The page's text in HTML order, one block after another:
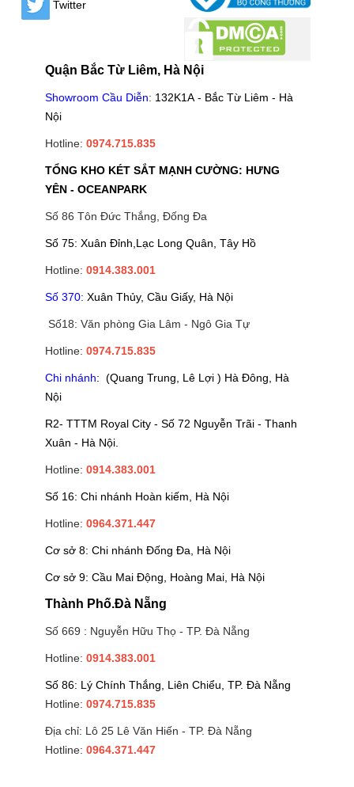
Twitter
Quận Bắc Từ Liêm, Hà Nội
Showroom Cầu Diễn: 132K1A - Bắc Từ Liêm - Hà
Nội
Hotline: 0974.715.835
TỔNG KHO KÉT SẮT MẠNH CƯỜNG: HƯNG
YÊN - OCEANPARK
Số 86 Tôn Đức Thắng, Đống Đa
Số 75: Xuân Đỉnh,Lạc Long Quân, Tây Hồ
Hotline: 0914.383.001
Số 370: Xuân Thủy, Cầu Giấy, Hà Nội
Số18: Văn phòng Gia Lâm - Ngô Gia Tự
Hotline: 0974.715.835
Chi nhánh: (Quang Trung, Lê Lợi ) Hà Đông, Hà
Nội
R2- TTTM Royal City - Số 72 Nguyễn Trãi - Thanh
Xuân - Hà Nội.
Hotline: 0914.383.001
Số 16: Chi nhánh Hoàn kiếm, Hà Nội
Hotline: 0964.371.447
Cơ sở 8: Chi nhánh Đống Đa, Hà Nội
Cơ sở 9: Cầu Mai Động, Hoàng Mai, Hà Nội
Thành Phố.Đà Nẵng
Số 669 : Nguyễn Hữu Thọ - TP. Đà Nẵng
Hotline: 0914.383.001
Số 86: Lý Chính Thắng, Liên Chiểu, TP. Đà Nẵng
Hotline: 0974.715.835
Địa chỉ: Lô 25 Lê Văn Hiến - TP. Đà Nẵng
Hotline: 0964.371.447